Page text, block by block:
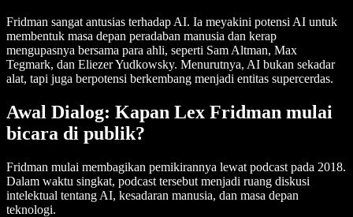
Fridman sangat antusias terhadap AI. Ia meyakini potensi AI untuk
membentuk masa depan peradaban manusia dan kerap
mengupasnya bersama para ahli, seperti Sam Altman, Max
Tegmark, dan Eliezer Yudkowsky. Menurutnya, AI bukan sekadar
alat, tapi juga berpotensi berkembang menjadi entitas supercerdas.
Awal Dialog: Kapan Lex Fridman mulai
bicara di publik?
Fridman mulai membagikan pemikirannya lewat podcast pada 2018.
Dalam waktu singkat, podcast tersebut menjadi ruang diskusi
intelektual tentang AI, kesadaran manusia, dan masa depan
teknologi.